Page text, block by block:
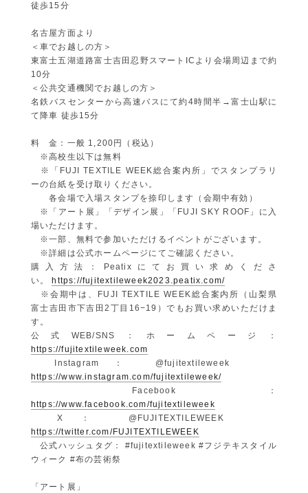
徒歩15分
名古屋方面より
＜車でお越しの方＞
東富士五湖道路富士吉田忍野スマートICより会場周辺まで約
10分
＜公共交通機関でお越しの方＞
名鉄バスセンターから高速バスにて約4時間半→富士山駅に
て降車 徒歩15分
料 金：一般 1,200円（税込）
※高校生以下は無料
※「FUJI TEXTILE WEEK総合案内所」でスタンプラリ
ーの台紙を受け取りください。
各会場で入場スタンプを捺印します（会期中有効）
※「アート展」「デザイン展」「FUJI SKY ROOF」に入
場いただけます。
※一部、無料で参加いただけるイベントがございます。
※詳細は公式ホームページにてご確認ください。
購入方法：Peatixにてお買い求めくださ
い。
https://fujitextileweek2023.peatix.com/
※会期中は、FUJI TEXTILE WEEK総合案内所（山梨県
富士吉田市下吉田2丁目16−19）でもお買い求めいただけま
す。
公式WEB/SNS：ホームページ：
https://fujitextileweek.com
Instagram： @fujitextileweek
https://www.instagram.com/fujitextileweek/
Facebook：
https://www.facebook.com/fujitextileweek
X： @FUJITEXTILEWEEK
https://twitter.com/FUJITEXTILEWEEK
公式ハッシュタグ： #fujitextileweek #フジテキスタイル
ウィーク #布の芸術祭
「アート展」